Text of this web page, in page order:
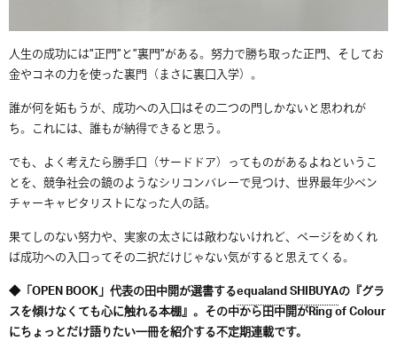
人生の成功には”正門”と”裏門”がある。 努力で勝ち取った正門、そしてお
金やコネの力を使った裏門（まさに裏口入学）。
誰が何を妬もうが、 成功への入口はその二つの門しかないと思われが
ち。これには、 誰もが納得できると思う。
でも、よく考えたら勝手口（サードドア） ってものがあるよねというこ
とを、 競争社会の鏡のようなシリコンバレーで見つけ、 世界最年少ベン
チャーキャピタリストになった人の話。
果てしのない努力や、実家の太さには敵わないけれど、 ページをめくれ
ば成功への入口ってその二択だけじゃない気がすると思えてくる。
◆「OPEN BOOK」代表の田中開が選書するequaland SHIBUYAの『グラ
スを傾けなくても心に触れる本棚』。その中から田中開がRing of Colour
にちょっとだけ語りたい一冊を紹介する不定期連載です。